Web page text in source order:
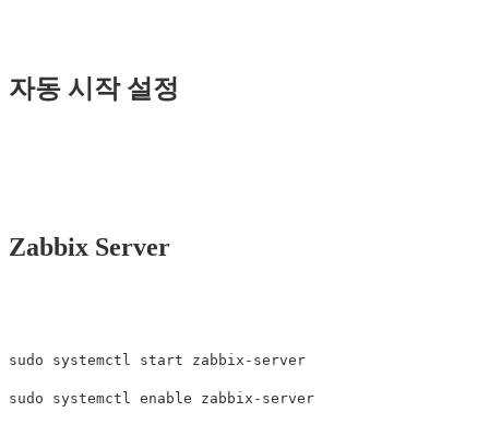
자동 시작 설정
Zabbix Server
sudo systemctl start zabbix-server